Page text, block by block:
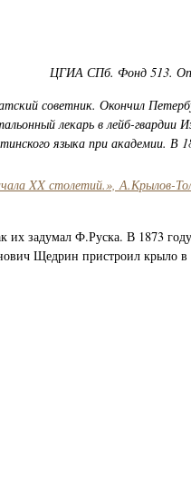
ЦГИА СПб. Фонд 513.
советник. Окончил
лекарь в лейб-гвардии
языка при академии. В
XX столетий.», А.Крылов-
их задумал Ф.Руска. В 1873
Щедрин пристроил крыло